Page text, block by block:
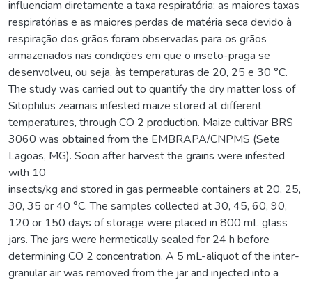
influenciam diretamente a taxa respiratória; as maiores taxas
respiratórias e as maiores perdas de matéria seca devido à
respiração dos grãos foram observadas para os grãos
armazenados nas condições em que o inseto-praga se
desenvolveu, ou seja, às temperaturas de 20, 25 e 30 °C.
The study was carried out to quantify the dry matter loss of
Sitophilus zeamais infested maize stored at different
temperatures, through CO 2 production. Maize cultivar BRS
3060 was obtained from the EMBRAPA/CNPMS (Sete
Lagoas, MG). Soon after harvest the grains were infested
with 10
insects/kg and stored in gas permeable containers at 20, 25,
30, 35 or 40 °C. The samples collected at 30, 45, 60, 90,
120 or 150 days of storage were placed in 800 mL glass
jars. The jars were hermetically sealed for 24 h before
determining CO 2 concentration. A 5 mL-aliquot of the inter-
granular air was removed from the jar and injected into a